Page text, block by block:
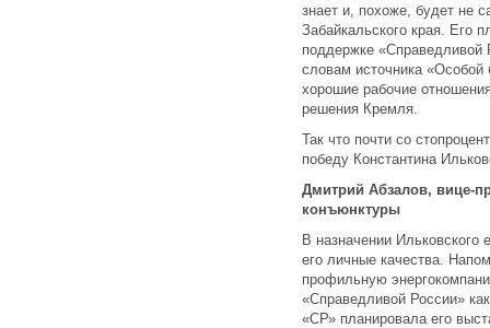
знает и, похоже, будет не
Забайкальского края. Его
поддержке
словам источника «Особой
хорошие рабочие
решения Кремля.
Так что почти со
победу Константина
Дмитрий Абзалов, вице-
конъюнктуры
В назначении
его личные качества.
профильную
«Справедливой России»
«СР» планировала его